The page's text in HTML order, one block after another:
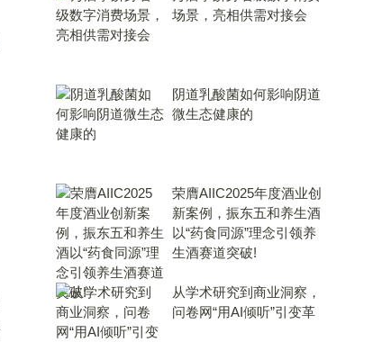
场景，亮相供需对接会
​阴道乳酸菌如何影响阴道
微生态健康的
荣膺AIIC2025年度酒业创
新案例，振东五和养生酒
以“药食同源”理念引领养
生酒赛道突破!
从学术研究到商业洞察，
问卷网“用AI倾听”引变革